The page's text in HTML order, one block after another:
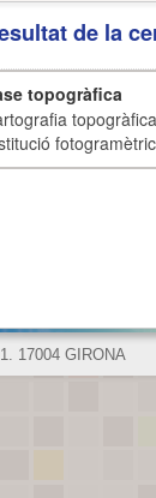
de la
topogràfica
17004 GIRONA